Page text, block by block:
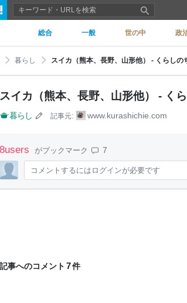
総合 一般 世の中 政
暮らし スイカ（熊本、長野、山形他） - くらしの
スイカ（熊本、長野、山形他） - く
暮らし 記事元: www.kurashichie.com
8users がブックマーク 7
コメントするにはログインが必要です
記事へのコメント 7件